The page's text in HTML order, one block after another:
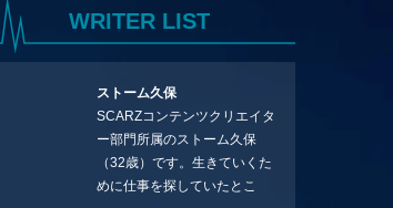
WRITER LIST
ストーム久保
SCARZコンテンツクリエイタ
ー部門所属のストーム久保
（32歳）です。生きていくた
めに仕事を探していたとこ